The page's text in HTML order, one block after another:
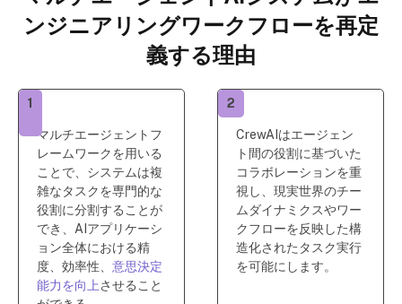
ンジニアリングワークフローを再定
義する理由
マルチエージェントフ
レームワークを用いる
ことで、システムは複
雑なタスクを専門的な
役割に分割することが
でき、AIアプリケーシ
ョン全体における精
度、効率性、 意思決定
能力を向上 させること
1
CrewAIはエージェン
ト間の役割に基づいた
コラボレーションを重
視し、現実世界のチー
ムダイナミクスやワー
クフローを反映した構
造化されたタスク実行
を可能にします。
2